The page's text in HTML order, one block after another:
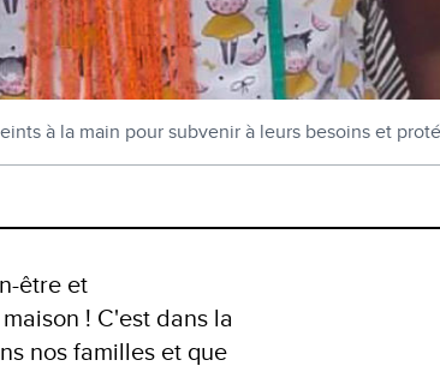
à la main pour subvenir à leurs besoins et
être et
! C'est dans la
nos familles et que